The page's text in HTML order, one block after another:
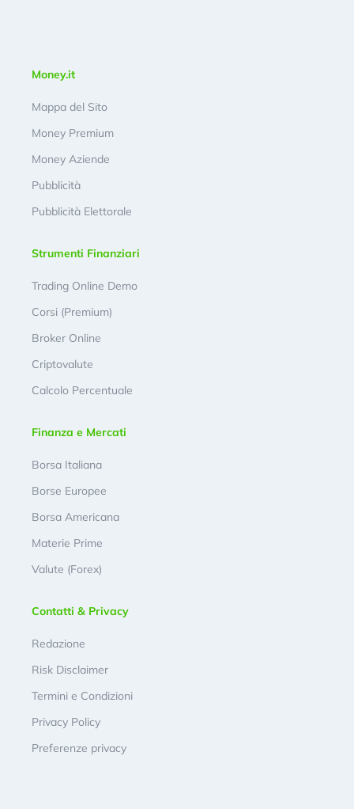
Money.it
Mappa del Sito
Money Premium
Money Aziende
Pubblicità
Pubblicità Elettorale
Strumenti Finanziari
Trading Online Demo
Corsi (Premium)
Broker Online
Criptovalute
Calcolo Percentuale
Finanza e Mercati
Borsa Italiana
Borse Europee
Borsa Americana
Materie Prime
Valute (Forex)
Contatti & Privacy
Redazione
Risk Disclaimer
Termini e Condizioni
Privacy Policy
Preferenze privacy